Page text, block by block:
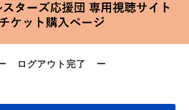
ん、ありがとうございます!!～」
Start at 横浜アリーナ
ログアウト完了 ー